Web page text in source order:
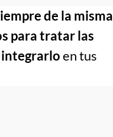
de la misma
para tratar las
integrarlo en tus